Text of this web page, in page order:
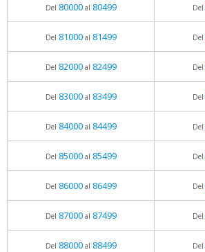
Del 80000al 80499 Del
Del 81000al 81499 Del
Del 82000al 82499 Del
Del 83000al 83499 Del
Del 84000al 84499 Del
Del 85000al 85499 Del
Del 86000al 86499 Del
Del 87000al 87499 Del
Del 88000al 88499 Del